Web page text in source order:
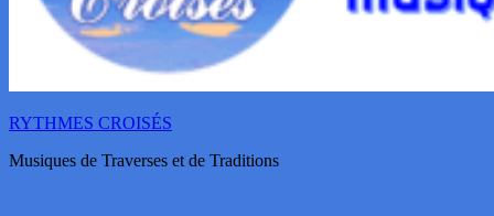
RYTHMES CROISÉS
Musiques de Traverses et de Traditions